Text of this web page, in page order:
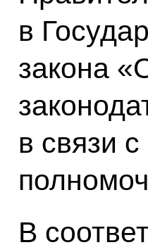
в
закона
в связи
В